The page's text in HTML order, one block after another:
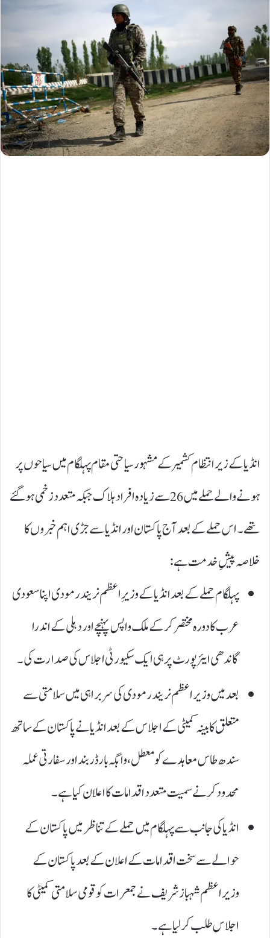
انڈیا کے زیر انتظام کشمیر کے مشہور سیاحتی مقام پہلگام میں سیاحوں پر
ہونے والے حملے میں 26 سے زیادہ افراد ہلاک جبکہ متعدد زخمی ہو گئے
تھے۔ اس حملے کے بعد آج پاکستان اور انڈیا سے جڑی اہم خبروں کا
خلاصہ پیشِ خدمت ہے:
پہلگام حملے کے بعد انڈیا کے وزیرِ اعظم نریندر مودی اپنا سعودی
عرب کا دورہ مختصر کر کے ملک واپس پہنچے اور دہلی کے اندرا
گاندھی ایئر پورٹ پر ہی ایک سکیورٹی اجلاس کی صدارت کی۔
بعد میں وزیراعظم نریندر مودی کی سربراہی میں سلامتی سے
متعلق کابینہ کمیٹی کے اجلاس کے بعد انڈیا نے پاکستان کے ساتھ
سندھ طاس معاہدے کو معطل، واہگہ بارڈر بند اور سفارتی عملہ
محدود کرنے سمیت متعدد اقدامات کا اعلان کیا ہے۔
انڈیا کی جانب سے پہلگام میں حملے کے تناظر میں پاکستان کے
حوالے سے سخت اقدامات کے اعلان کے بعد پاکستان کے
وزیراعظم شہبازشریف نے جمعرات کو قومی سلامتی کمیٹی کا
اجلاس طلب کر لیا ہے۔